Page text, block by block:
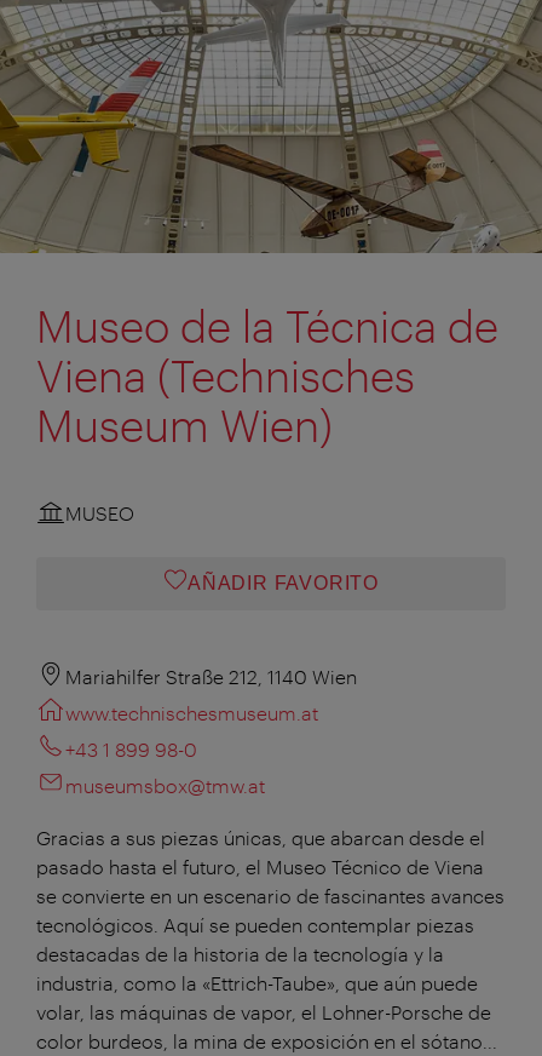
Museo de la Técnica de
Viena (Technisches
Museum Wien)
MUSEO
AÑADIR FAVORITO
Mariahilfer Straße 212, 1140 Wien
www.technischesmuseum.at
+43 1 899 98-0
museumsbox@tmw.at
Gracias a sus piezas únicas, que abarcan desde el
pasado hasta el futuro, el Museo Técnico de Viena
se convierte en un escenario de fascinantes avances
tecnológicos. Aquí se pueden contemplar piezas
destacadas de la historia de la tecnología y la
industria, como la «Ettrich-Taube», que aún puede
volar, las máquinas de vapor, el Lohner-Porsche de
color burdeos, la mina de exposición en el sótano...